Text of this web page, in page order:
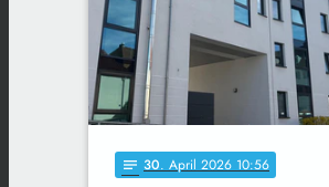
notes 30. April 2026 10:56